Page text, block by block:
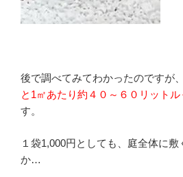
後で調べてみてわかったのですが、
と1㎡あたり約４０～６０リット
す。
１袋1,000円としても、庭全体に
か…